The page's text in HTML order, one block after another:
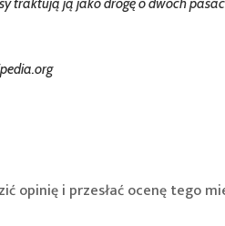
opinię i przesłać ocenę tego